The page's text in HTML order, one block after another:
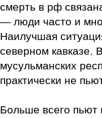
смерть в рф
— люди часто и
Наилучшая
северном кавказе. В
мусульманских
практически не
Больше всего пьют